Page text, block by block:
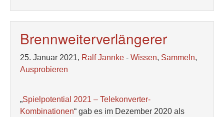
Brennweiterverlängerer
25. Januar 2021, Ralf Jannke - Wissen, Sammeln,
Ausprobieren
„Spielpotential 2021 – Telekonverter-
Kombinationen“ gab es im Dezember 2020 als